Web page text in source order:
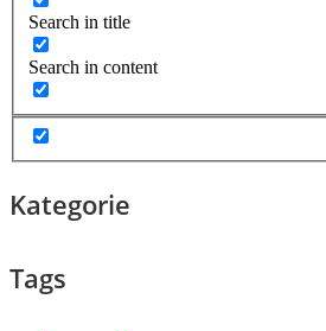
Search in title
Search in content
Kategorie
Tags